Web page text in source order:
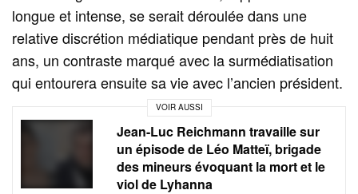
longue et intense, se serait déroulée dans une
relative discrétion médiatique pendant près de huit
ans, un contraste marqué avec la surmédiatisation
qui entourera ensuite sa vie avec l’ancien président.
VOIR AUSSI
Jean-Luc Reichmann travaille sur
un épisode de Léo Matteï, brigade
des mineurs évoquant la mort et le
viol de Lyhanna